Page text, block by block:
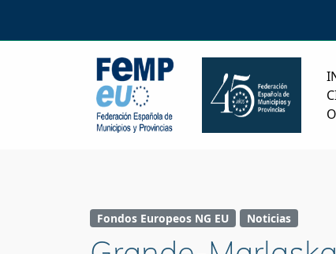
O
Fondos Europeos NG EU Noticias